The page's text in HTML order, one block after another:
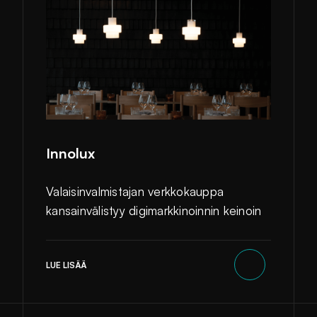
Innolux
Valaisinvalmistajan verkkokauppa
kansainvälistyy digimarkkinoinnin keinoin
LUE LISÄÄ